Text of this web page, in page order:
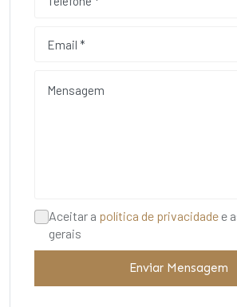
Aceitar a política de privacidade e
gerais
Enviar Mensagem